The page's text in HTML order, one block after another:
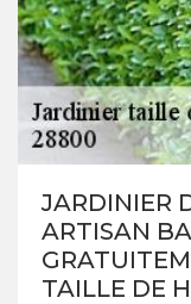
JARDINIER
ARTISAN
TAILLE DE